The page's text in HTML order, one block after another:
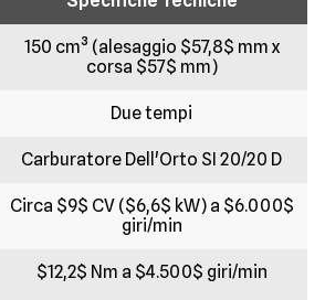
150 cm³ (alesaggio $57,8$ mm x
corsa $57$ mm)
Due tempi
Carburatore Dell'Orto SI 20/20 D
Circa $9$ CV ($6,6$ kW) a $6.000$
giri/min
$12,2$ Nm a $4.500$ giri/min